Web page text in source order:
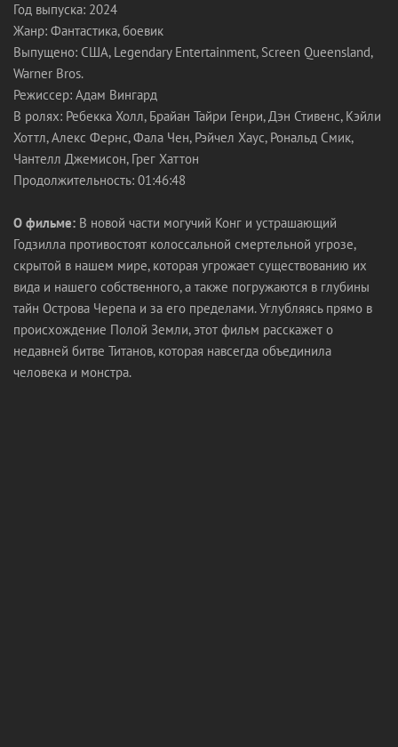
Год выпуска: 2024
Жанр: Фантастика, боевик
Выпущено: США, Legendary Entertainment, Screen Queensland,
Warner Bros.
Режиссер: Адам Вингард
В ролях: Ребекка Холл, Брайан Тайри Генри, Дэн Стивенс, Кэйли
Хоттл, Алекс Фернс, Фала Чен, Рэйчел Хаус, Рональд Смик,
Чантелл Джемисон, Грег Хаттон
Продолжительность: 01:46:48
О фильме: В новой части могучий Конг и устрашающий
Годзилла противостоят колоссальной смертельной угрозе,
скрытой в нашем мире, которая угрожает существованию их
вида и нашего собственного, а также погружаются в глубины
тайн Острова Черепа и за его пределами. Углубляясь прямо в
происхождение Полой Земли, этот фильм расскажет о
недавней битве Титанов, которая навсегда объединила
человека и монстра.